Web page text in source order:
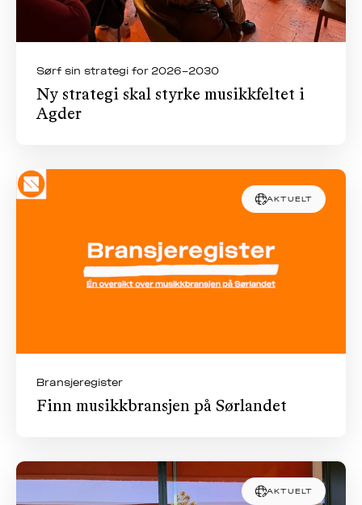
Sørf sin strategi for 2026–2030
Ny strategi skal styrke musikkfeltet i
Agder
AKTUELT
Bransjeregister
Finn musikkbransjen på Sørlandet
AKTUELT